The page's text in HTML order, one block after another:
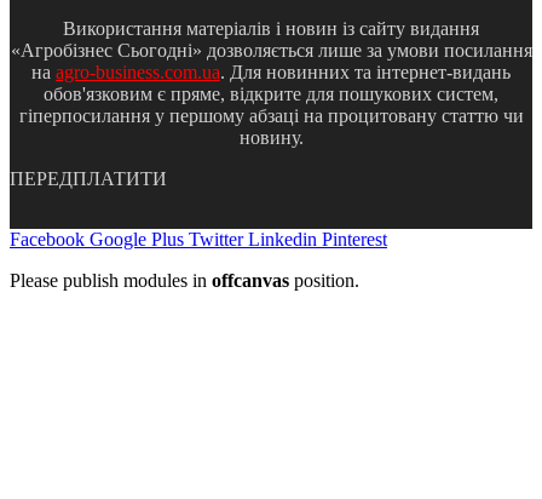
Використання матеріалів і новин із сайту видання
«Агробізнес Сьогодні» дозволяється лише за умови посилання
на agro-business.com.ua. Для новинних та інтернет-видань
обов'язковим є пряме, відкрите для пошукових систем,
гіперпосилання у першому абзаці на процитовану статтю чи
новину.
ПЕРЕДПЛАТИТИ
Facebook Google Plus Twitter Linkedin Pinterest
Please publish modules in offcanvas position.